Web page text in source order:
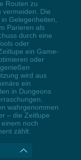
Routen zu
vermeiden. Die
Gelegenheiten,
Parieren als
durch eine
oder
ein Game-
oder
wird aus
ein
in Dungeons
wahrgenommen
– die Zeitlupe
noch
zählt.